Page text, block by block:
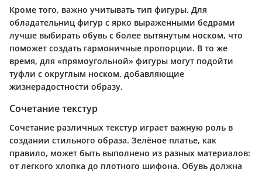
Кроме того, важно учитывать тип фигуры. Для
обладательниц фигур с ярко выраженными бедрами
лучше выбирать обувь с более вытянутым носком, что
поможет создать гармоничные пропорции. В то же
время, для «прямоугольной» фигуры могут подойти
туфли с округлым носком, добавляющие
жизнерадостности образу.
Сочетание текстур
Сочетание различных текстур играет важную роль в
создании стильного образа. Зелёное платье, как
правило, может быть выполнено из разных материалов:
от легкого хлопка до плотного шифона. Обувь должна